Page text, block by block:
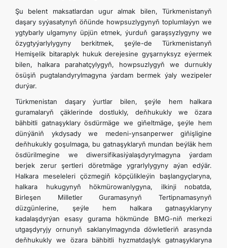
Şu belent maksatlardan ugur almak bilen, Türkmenistanyň
daşary syýasatynyň öňünde howpsuzlygynyň toplumlaýyn we
ygtybarly ulgamyny üpjün etmek, ýurduň garaşsyzlygyny we
özygtyýarlylygyny berkitmek, şeýle-de Türkmenistanyň
Hemişelik bitaraplyk hukuk derejesine gyşarnyksyz eýermek
bilen, halkara parahatçylygyň, howpsuzlygyň we durnukly
ösüşiň pugtalandyrylmagyna ýardam bermek ýaly wezipeler
durýar.
Türkmenistan daşary ýurtlar bilen, şeýle hem halkara
guramalaryň çäklerinde dostlukly, deňhukukly we özara
bähbitli gatnaşyklary ösdürmäge we giňeltmäge, şeýle hem
dünýäniň ykdysady we medeni-ynsanperwer giňişligine
deňhukukly goşulmaga, bu gatnaşyklaryň mundan beýläk hem
ösdürilmegine we diwersifikasiýalaşdyrylmagyna ýardam
berjek zerur şertleri döretmäge ygrarlylygyny aýan edýär.
Halkara meseleleri çözmegiň köpçülikleýin başlangyçlaryna,
halkara hukugynyň hökmürowanlygyna, ilkinji nobatda,
Birleşen Milletler Guramasynyň Tertipnamasynyň
düzgünlerine, şeýle hem halkara gatnaşyklaryny
kadalaşdyrýan esasy gurama hökmünde BMG-niň merkezi
utgaşdyryjy ornunyň saklanylmagynda döwletleriň arasynda
deňhukukly we özara bähbitli hyzmatdaşlyk gatnaşyklaryna